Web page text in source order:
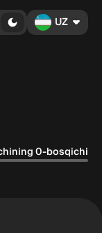
UZ
0-bosqichi